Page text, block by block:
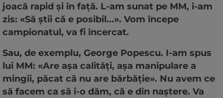
joacă rapid și în față. L-am sunat pe MM, i-am
zis: «Să știi că e posibil...». Vom începe
campionatul, va fi încercat.
Sau, de exemplu, George Popescu. I-am spus
lui MM: «Are așa calități, așa manipulare a
mingii, păcat că nu are bărbăție». Nu avem ce
să facem ca să i-o dăm, că e din naștere. Va